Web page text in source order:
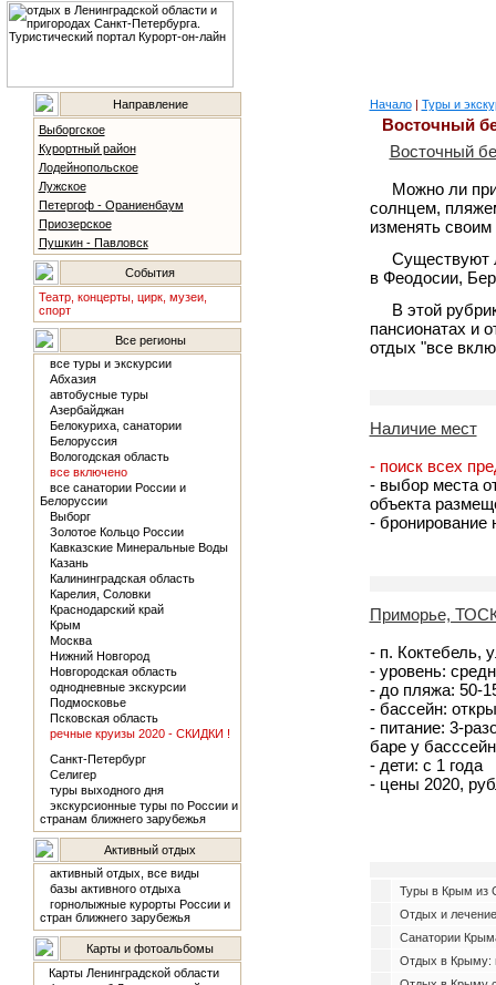
Направление
Выборгское
Курортный район
Лодейнопольское
Лужское
Петергоф - Ораниенбаум
Приозерское
Пушкин - Павловск
События
Театр, концерты, цирк, музеи,
спорт
Все регионы
все туры и экскурсии
Абхазия
автобусные туры
Азербайджан
Белокуриха, санатории
Белоруссия
Вологодская область
все включено
все санатории России и
Белоруссии
Выборг
Золотое Кольцо России
Кавказские Минеральные Воды
Казань
Калининградская область
Карелия, Соловки
Краснодарский край
Крым
Москва
Нижний Новгород
Новгородская область
однодневные экскурсии
Подмосковье
Псковская область
речные круизы 2020 - СКИДКИ !
Санкт-Петербург
Селигер
туры выходного дня
экскурсионные туры по России и
странам ближнего зарубежья
Активный отдых
активный отдых, все виды
базы активного отдыха
горнолыжные курорты России и
стран ближнего зарубежья
Карты и фотоальбомы
Карты Ленинградской области
Начало| Туры и
Восточный
Восточный
Можно ли
солнцем,
изменять
Существуют
в Феодосии,
В этой
пансионатах и
отдых "все
Наличие мест
- поиск всех
- выбор места
объекта
- бронирование
Приморье,
- п. Коктебель,
- уровень:
- до пляжа: 50-
- бассейн:
- питание: 3-
баре у
- дети: с 1 года
- цены 2020,
Туры в Крым из
Отдых и
Санатории
Отдых в Крыму: